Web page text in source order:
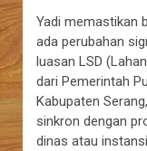
Yadi memastikan
ada perubahan
luasan LSD
dari Pemerintah
Kabupaten
sinkron dengan
dinas atau